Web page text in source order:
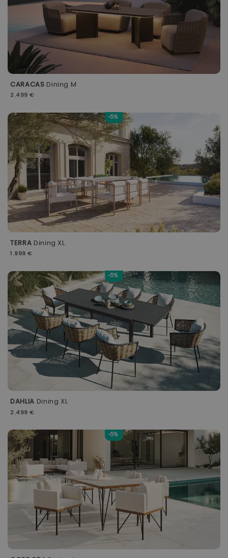
CARACAS Dining M
2.499 €
-5%
TERRA Dining XL
1.999 €
-5%
DAHLIA Dining XL
2.499 €
-5%